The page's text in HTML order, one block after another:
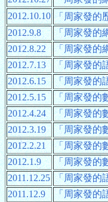
2012.10.10 「周家發的
2012.9.8
「周家發的
2012.8.22
「周家發的
2012.7.13
「周家發的
2012.6.15
「周家發的
2012.5.15
「周家發的
2012.4.24
「周家發的
2012.3.19
「周家發的
2012.2.21
「周家發的
2012.1.9
「周家發的
2011.12.25 「周家發的
2011.12.9
「周家發的